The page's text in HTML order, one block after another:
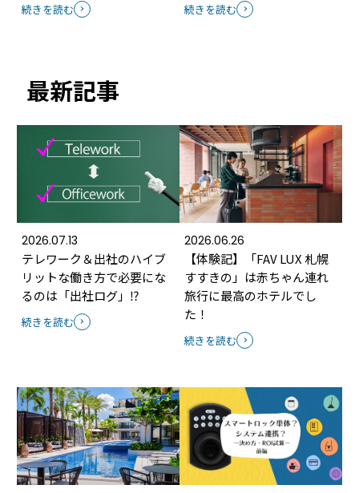
続きを読む 続きを読む
最新記事
2026.07.13
テレワーク＆出社のハイブ
リットな働き方で必要にな
るのは「出社ログ」⁉
続きを読む
2026.06.26
【体験記】「FAV LUX 札幌
すすきの」は赤ちゃん連れ
旅行に最高のホテルでし
た！
続きを読む